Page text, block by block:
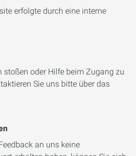
erfolgte durch eine interne
stoßen oder Hilfe beim Zugang zu
Sie uns bitte über das
an uns keine